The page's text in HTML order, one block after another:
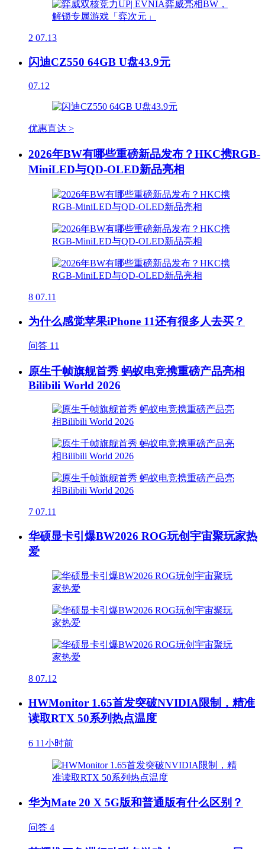
2 07.13
闪迪CZ550 64GB U盘43.9元
07.12
优惠直达 >
2026年BW有哪些重磅新品发布？HKC携RGB-
MiniLED与QD-OLED新品亮相
8 07.11
为什么感觉苹果iPhone 11还有很多人去买？
问答 11
原生千帧旗舰首秀 蚂蚁电竞携重磅产品亮相
Bilibili World 2026
7 07.11
华硕显卡引爆BW2026 ROG玩创宇宙聚玩家热
爱
8 07.12
HWMonitor 1.65首发突破NVIDIA限制，精准
读取RTX 50系列热点温度
6 11小时前
华为Mate 20 X 5G版和普通版有什么区别？
问答 4